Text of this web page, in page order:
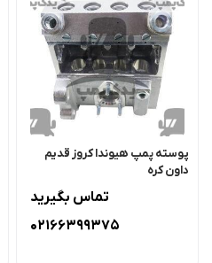
پوسته پمپ هیوندا کروز قدیم
داون کره
تماس بگیرید
02166399375